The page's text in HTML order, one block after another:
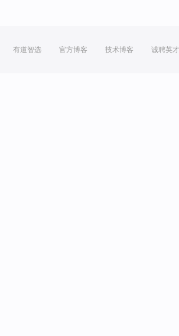
有道智选 官方博客 技术博客 诚聘英才